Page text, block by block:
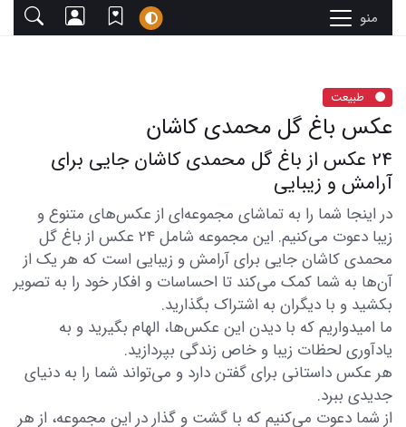
منو
طبیعت
عکس باغ گل محمدی کاشان
24 عکس از باغ گل محمدی کاشان جایی برای
آرامش و زیبایی
در اینجا شما را به تماشای مجموعه‌ای از عکس‌های متنوع و
زیبا دعوت می‌کنیم. این مجموعه شامل 24 عکس از باغ گل
محمدی کاشان جایی برای آرامش و زیبایی است که هر یک از
آن‌ها به شما کمک می‌کند تا احساسات و افکار خود را به تصویر
بکشید و با دیگران به اشتراک بگذارید.
ما امیدواریم که با دیدن این عکس‌ها، الهام بگیرید و به
یادآوری لحظات زیبا و خاص زندگی بپردازید.
هر عکس داستانی برای گفتن دارد و می‌تواند شما را به دنیای
جدیدی ببرد.
از شما دعوت می‌کنیم که با گشت و گذار در این مجموعه، از هر